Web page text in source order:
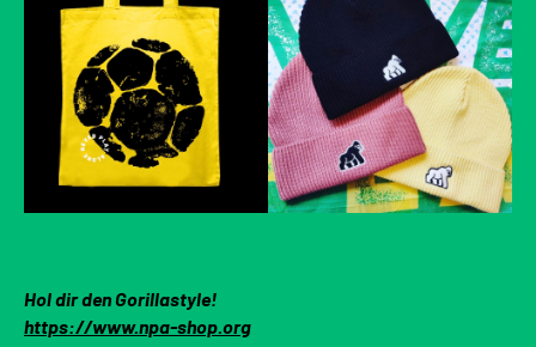
Hol dir den Gorillastyle!
https://www.npa-shop.org